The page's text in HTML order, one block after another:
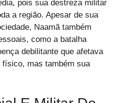
pois sua destreza militar
a região. Apesar de sua
Naamã também
como a batalha
debilitante que afetava
físico, mas também sua